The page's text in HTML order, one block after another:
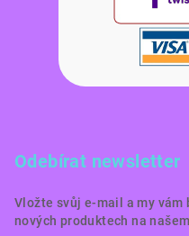
Odebírat newsletter
Vložte svůj e-mail a my
nových produktech na